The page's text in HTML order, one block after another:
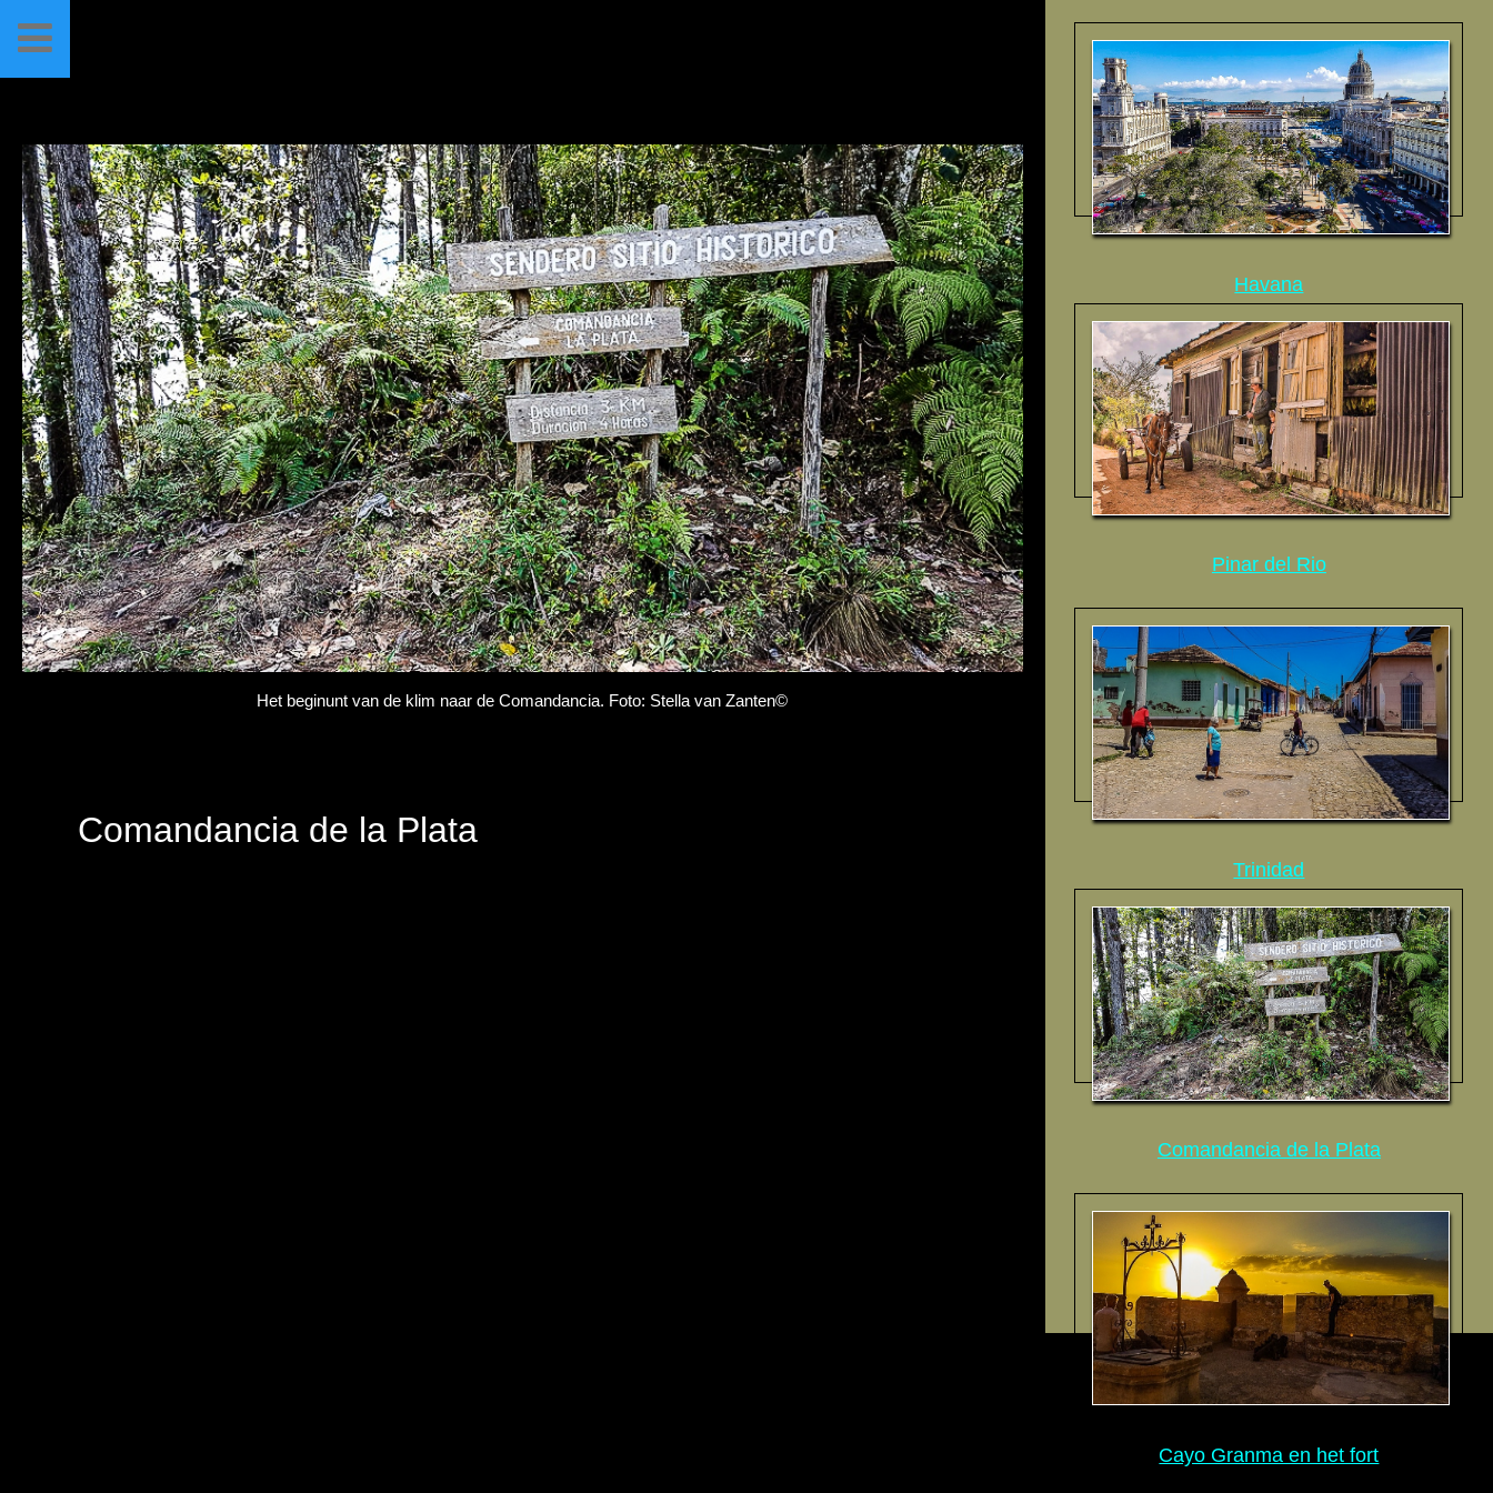
Het beginunt van de klim naar de Comandancia. Foto: Stella van Zanten©
Comandancia de la Plata
Havana
Pinar del Rio
Trinidad
Comandancia de la Plata
Cayo Granma en het fort